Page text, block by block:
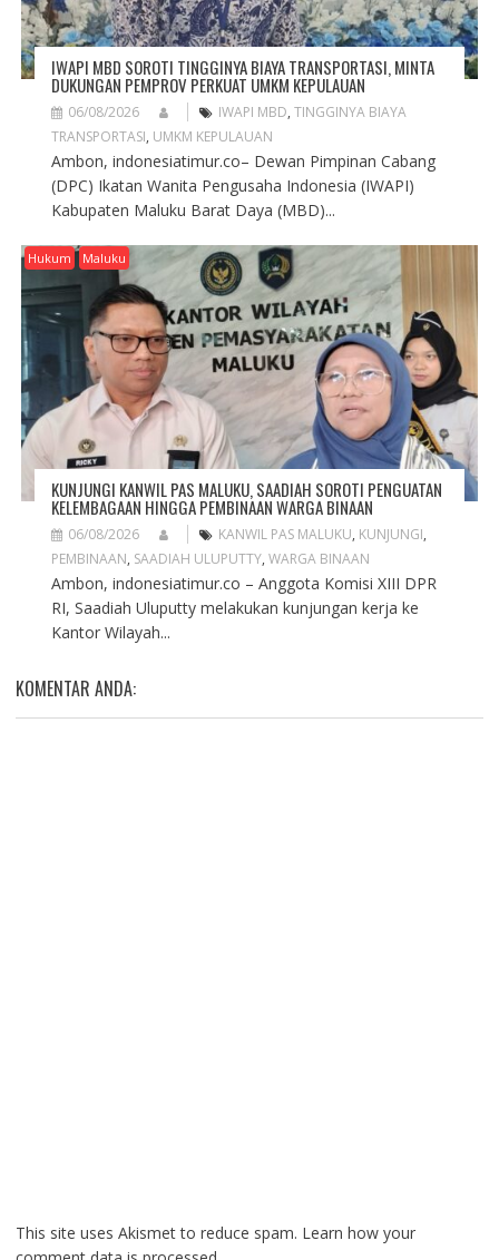
IWAPI MBD SOROTI TINGGINYA BIAYA TRANSPORTASI, MINTA
DUKUNGAN PEMPROV PERKUAT UMKM KEPULAUAN
06/08/2026 IWAPI MBD, TINGGINYA BIAYA
TRANSPORTASI, UMKM KEPULAUAN
Ambon, indonesiatimur.co– Dewan Pimpinan Cabang
(DPC) Ikatan Wanita Pengusaha Indonesia (IWAPI)
Kabupaten Maluku Barat Daya (MBD)...
Hukum Maluku
KUNJUNGI KANWIL PAS MALUKU, SAADIAH SOROTI PENGUATAN
KELEMBAGAAN HINGGA PEMBINAAN WARGA BINAAN
06/08/2026 KANWIL PAS MALUKU, KUNJUNGI,
PEMBINAAN, SAADIAH ULUPUTTY, WARGA BINAAN
Ambon, indonesiatimur.co – Anggota Komisi XIII DPR
RI, Saadiah Uluputty melakukan kunjungan kerja ke
Kantor Wilayah...
KOMENTAR ANDA:
This site uses Akismet to reduce spam. Learn how your